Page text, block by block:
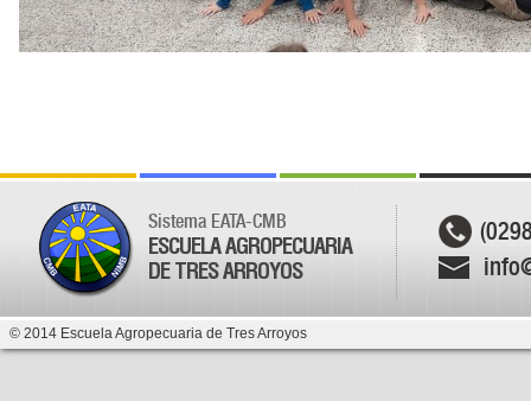
Sistema EATA-CMB
ESCUELA AGROPECUARIA
DE TRES ARROYOS
© 2014 Escuela Agropecuaria de Tres Arroyos